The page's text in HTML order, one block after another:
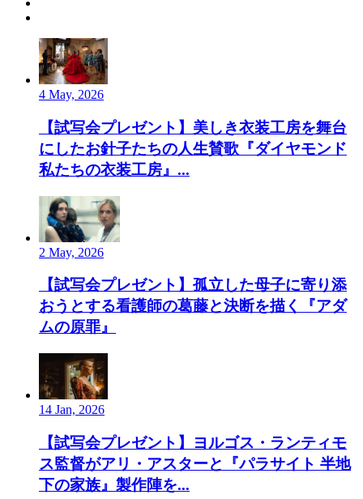
4 May, 2026
【試写会プレゼント】美しき衣装工房を舞台
にしたお針子たちの人生賛歌『ダイヤモンド
私たちの衣装工房』...
2 May, 2026
【試写会プレゼント】孤立した母子に寄り添
おうとする看護師の葛藤と決断を描く『アダ
ムの原罪』
14 Jan, 2026
【試写会プレゼント】ヨルゴス・ランティモ
ス監督がアリ・アスターと『パラサイト 半地
下の家族』製作陣を...